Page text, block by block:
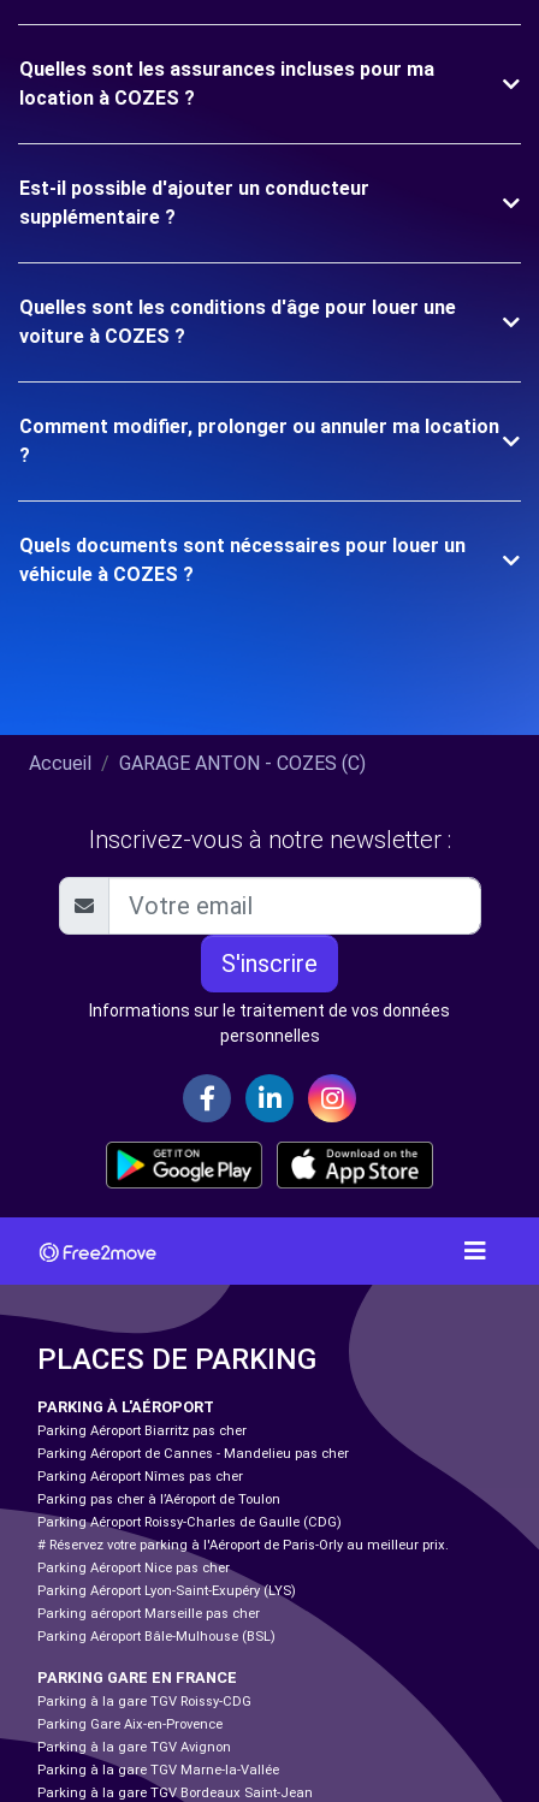
Quelles sont les assurances incluses pour ma
location à COZES ?
Est-il possible d'ajouter un conducteur
supplémentaire ?
Quelles sont les conditions d'âge pour louer une
voiture à COZES ?
Comment modifier, prolonger ou annuler ma location
?
Quels documents sont nécessaires pour louer un
véhicule à COZES ?
Accueil GARAGE ANTON - COZES (C)
Inscrivez-vous à notre newsletter :
S'inscrire
Informations sur le traitement de vos données
personnelles
PLACES DE PARKING
PARKING À L'AÉROPORT
Parking Aéroport Biarritz pas cher
Parking Aéroport de Cannes - Mandelieu pas cher
Parking Aéroport Nîmes pas cher
Parking pas cher à l’Aéroport de Toulon
Parking Aéroport Roissy-Charles de Gaulle (CDG)
# Réservez votre parking à l'Aéroport de Paris-Orly au meilleur prix.
Parking Aéroport Nice pas cher
Parking Aéroport Lyon-Saint-Exupéry (LYS)
Parking aéroport Marseille pas cher
Parking Aéroport Bâle-Mulhouse (BSL)
PARKING GARE EN FRANCE
Parking à la gare TGV Roissy-CDG
Parking Gare Aix-en-Provence
Parking à la gare TGV Avignon
Parking à la gare TGV Marne-la-Vallée
Parking à la gare TGV Bordeaux Saint-Jean